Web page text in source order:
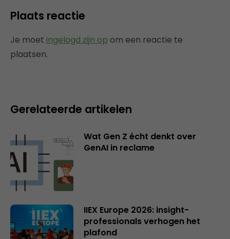
Plaats reactie
Je moet ingelogd zijn op om een reactie te
plaatsen.
Gerelateerde artikelen
Wat Gen Z écht denkt over
GenAI in reclame
IIEX Europe 2026: insight-
professionals verhogen het
plafond